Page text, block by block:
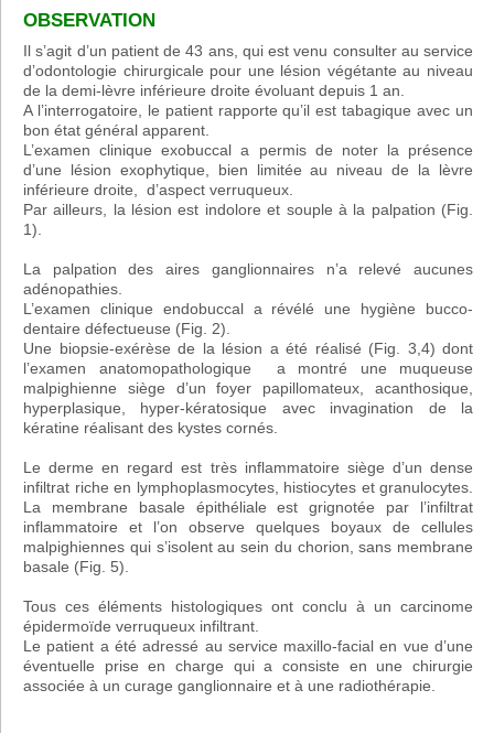
OBSERVATION
Il s’agit d’un patient de 43 ans, qui est venu consulter au service
d’odontologie chirurgicale pour une lésion végétante au niveau
de la demi-lèvre inférieure droite évoluant depuis 1 an.
A l’interrogatoire, le patient rapporte qu’il est tabagique avec un
bon état général apparent.
L’examen clinique exobuccal a permis de noter la présence
d’une lésion exophytique, bien limitée au niveau de la lèvre
inférieure droite, d’aspect verruqueux.
Par ailleurs, la lésion est indolore et souple à la palpation (Fig.
1).
La palpation des aires ganglionnaires n’a relevé aucunes
adénopathies.
L’examen clinique endobuccal a révélé une hygiène bucco-
dentaire défectueuse (Fig. 2).
Une biopsie-exérèse de la lésion a été réalisé (Fig. 3,4) dont
l’examen anatomopathologique a montré une muqueuse
malpighienne siège d’un foyer papillomateux, acanthosique,
hyperplasique, hyper-kératosique avec invagination de la
kératine réalisant des kystes cornés.
Le derme en regard est très inflammatoire siège d’un dense
infiltrat riche en lymphoplasmocytes, histiocytes et granulocytes.
La membrane basale épithéliale est grignotée par l’infiltrat
inflammatoire et l’on observe quelques boyaux de cellules
malpighiennes qui s’isolent au sein du chorion, sans membrane
basale (Fig. 5).
Tous ces éléments histologiques ont conclu à un carcinome
épidermoïde verruqueux infiltrant.
Le patient a été adressé au service maxillo-facial en vue d’une
éventuelle prise en charge qui a consiste en une chirurgie
associée à un curage ganglionnaire et à une radiothérapie.